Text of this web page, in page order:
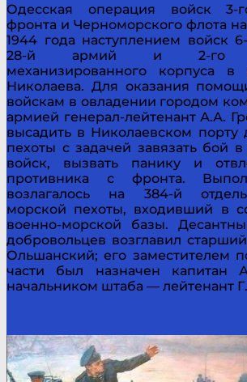
Одесская операция войск 3-
фронта и Черноморского флота
1944 года наступлением войск
28-й армий и 2-го
механизированного корпуса в
Николаева. Для оказания
войскам в овладении городом
армией генерал-лейтенант А.А.
высадить в Николаевском порту
пехоты с задачей завязать бой
войск, вызвать панику и
противника с фронта.
возлагалось на 384-й
морской пехоты, входивший в
военно-морской базы.
добровольцев возглавил
Ольшанский; его заместителем
части был назначен капитан
начальником штаба — лейтенант